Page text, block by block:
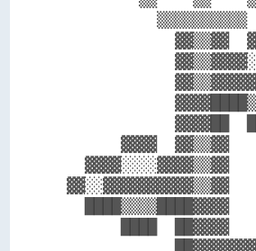
▓▓▓▓
████  ██▓▓▓▓